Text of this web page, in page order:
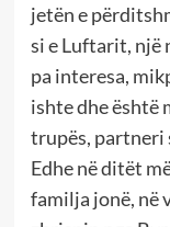
jetën e
si e Luftarit, një
pa interesa,
ishte dhe është
trupës, partneri
Edhe në ditët
familja jonë, në